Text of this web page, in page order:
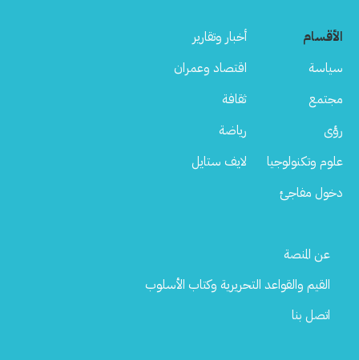
الأقسام
أخبار وتقارير
سياسة
اقتصاد وعمران
مجتمع
ثقافة
رؤى
رياضة
علوم وتكنولوجيا
لايف ستايل
دخول مفاجئ
Footer
عن المنصة
القيم والقواعد التحريرية وكتاب الأسلوب
اتصل بنا